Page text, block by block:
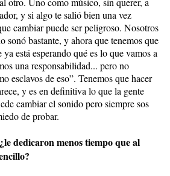
y si algo te salió bien una vez
cambiar puede ser peligroso. Nosotros
sonó bastante, y ahora que tenemos que
está esperando qué es lo que vamos a
una responsabilidad... pero no
esclavos de eso”. Tenemos que hacer
y es en definitiva lo que la gente
cambiar el sonido pero siempre sos
de probar.
dedicaron menos tiempo que al